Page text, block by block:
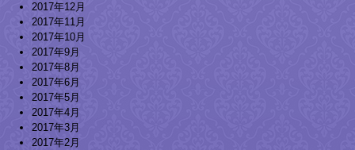
2017年12月
2017年11月
2017年10月
2017年9月
2017年8月
2017年6月
2017年5月
2017年4月
2017年3月
2017年2月